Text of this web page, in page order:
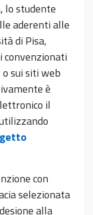
lo studente
aderenti alle
di Pisa,
convenzionati
o sui siti web
è
il
con
selezionata
alla